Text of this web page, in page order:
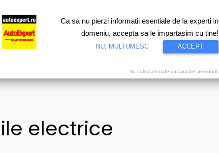
Test drive Motorsport Proiecte speciale Video
electrice
Ca sa nu pierzi informatii esentiale de la experti in
domeniu, accepta sa le impartasim cu tine!
NU, MULTUMESC ACCEPT
Nu colectam date cu caracter personal.